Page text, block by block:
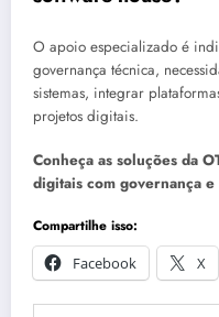
O apoio especializado é
governança técnica,
sistemas, integrar
projetos digitais.
Conheça as soluções da
digitais com governança e
Compartilhe isso:
Facebook
X